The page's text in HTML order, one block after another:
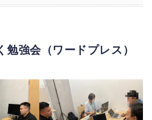
勉強会（ワードプレス）